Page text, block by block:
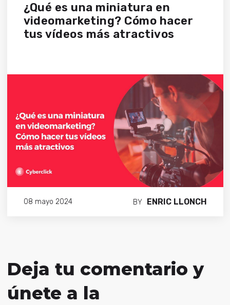
¿Qué es una miniatura en
videomarketing? Cómo hacer
tus vídeos más atractivos
08 mayo 2024 BY ENRIC LLONCH
Deja tu comentario y
únete a la